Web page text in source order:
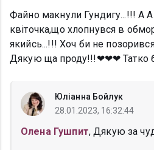
Файно макнули Гундигу...!!! А
квіточка,що хлопнувся в
якийсь...!!! Хоч би не
Дякую ща проду!!!❤❤❤ Татко
Юліанна Бойлук
28.01.2023, 16:32:44
Олена Гушпит, Дякую за